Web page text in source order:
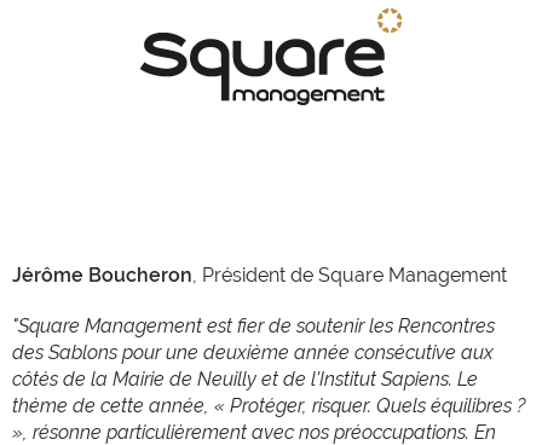
Jérôme Boucheron, Président de Square Management
"Square Management est fier de soutenir les Rencontres
des Sablons pour une deuxième année consécutive aux
côtés de la Mairie de Neuilly et de l'Institut Sapiens. Le
thème de cette année, « Protéger, risquer. Quels équilibres ?
», résonne particulièrement avec nos préoccupations. En